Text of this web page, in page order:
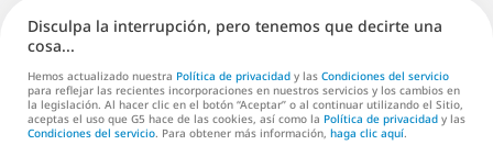
Editores (EN)
Contáctanos (EN)
Disculpa la interrupción, pero tenemos que decirte una
cosa...
Hemos actualizado nuestra Política de privacidad y las Condiciones del servicio
para reflejar las recientes incorporaciones en nuestros servicios y los cambios en
la legislación. Al hacer clic en el botón “Aceptar” o al continuar utilizando el Sitio,
aceptas el uso que G5 hace de las cookies, así como la Política de privacidad y las
Condiciones del servicio. Para obtener más información, haga clic aquí.